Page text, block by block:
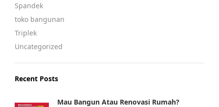
Spandek
toko bangunan
Triplek
Uncategorized
Recent Posts
Mau Bangun Atau Renovasi Rumah?